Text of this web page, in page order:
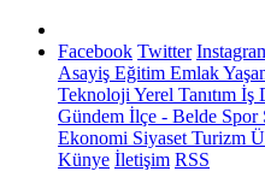
Facebook Twitter
Asayiş Eğitim Emlak
Teknoloji Yerel Tanıtım İş
Gündem İlçe - Belde Spor
Ekonomi Siyaset Turizm
Künye İletişim RSS